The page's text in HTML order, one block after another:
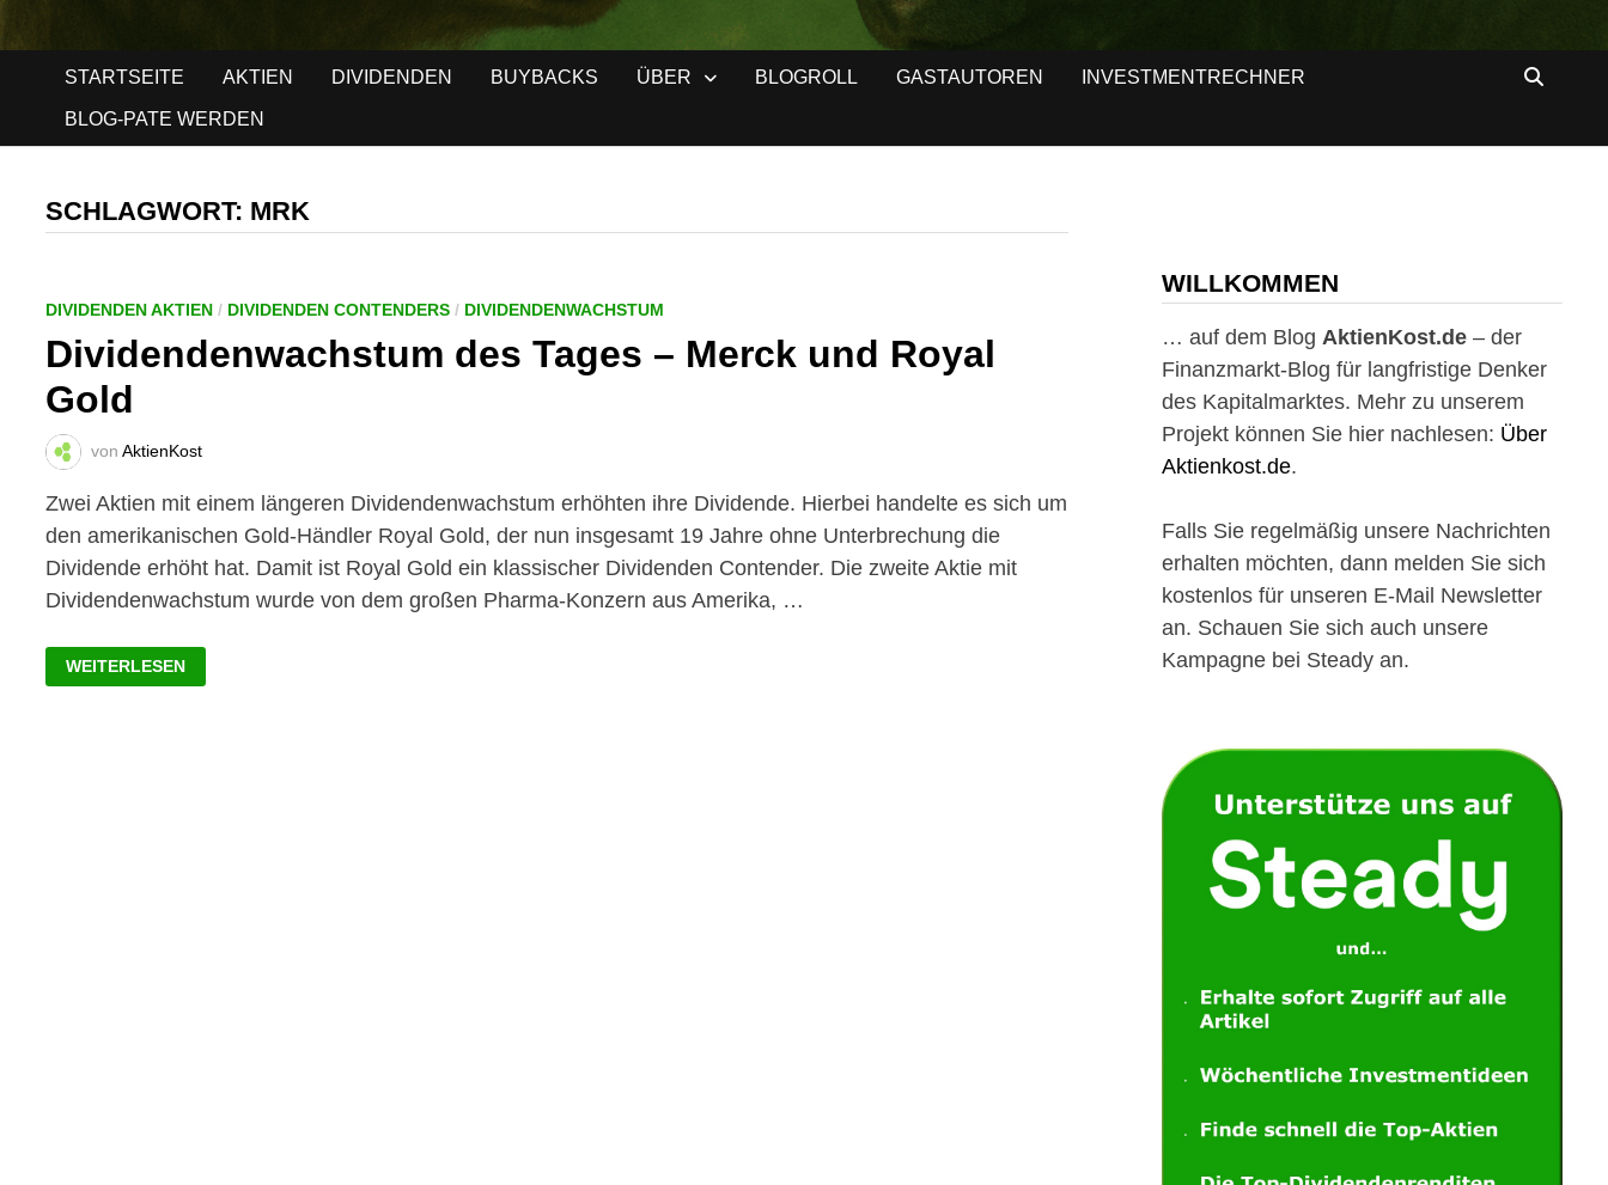
STARTSEITE AKTIEN DIVIDENDEN BUYBACKS ÜBER BLOGROLL GASTAUTOREN INVESTMENTRECHNER
BLOG-PATE WERDEN
SCHLAGWORT: MRK
DIVIDENDEN AKTIEN / DIVIDENDEN CONTENDERS / DIVIDENDENWACHSTUM
Dividendenwachstum des Tages – Merck und Royal
Gold
vonAktienKost
Zwei Aktien mit einem längeren Dividendenwachstum erhöhten ihre Dividende. Hierbei handelte es sich um
den amerikanischen Gold-Händler Royal Gold, der nun insgesamt 19 Jahre ohne Unterbrechung die
Dividende erhöht hat. Damit ist Royal Gold ein klassischer Dividenden Contender. Die zweite Aktie mit
Dividendenwachstum wurde von dem großen Pharma-Konzern aus Amerika, …
DIVIDENDENWACHSTUM
DES
TAGES
WEITERLESEN
WILLKOMMEN
… auf dem Blog AktienKost.de– der
Finanzmarkt-Blog für langfristige Denker
des Kapitalmarktes. Mehr zu unserem
Projekt können Sie hier nachlesen: Über
Aktienkost.de.
Falls Sie regelmäßig unsere Nachrichten
erhalten möchten, dann melden Sie sich
kostenlos für unseren E-Mail Newsletter
an. Schauen Sie sich auch unsere
Kampagne bei Steady an.